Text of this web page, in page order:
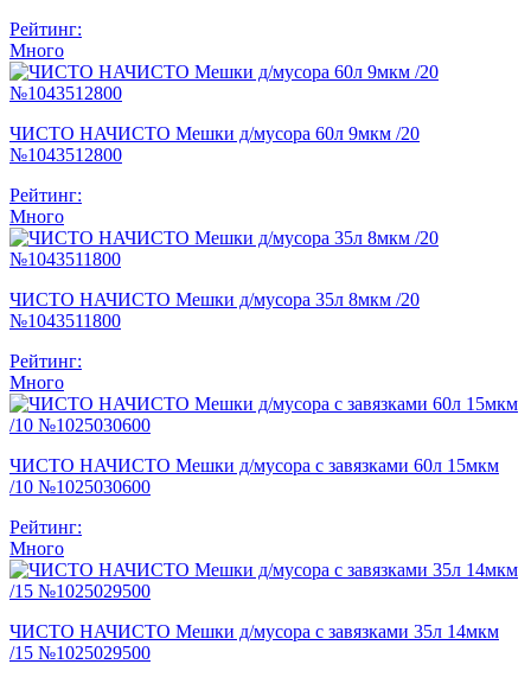
Рейтинг:
Много
ЧИСТО НАЧИСТО Мешки д/мусора 60л 9мкм /20
№1043512800
Рейтинг:
Много
ЧИСТО НАЧИСТО Мешки д/мусора 35л 8мкм /20
№1043511800
Рейтинг:
Много
ЧИСТО НАЧИСТО Мешки д/мусора с завязками 60л 15мкм
/10 №1025030600
Рейтинг:
Много
ЧИСТО НАЧИСТО Мешки д/мусора с завязками 35л 14мкм
/15 №1025029500